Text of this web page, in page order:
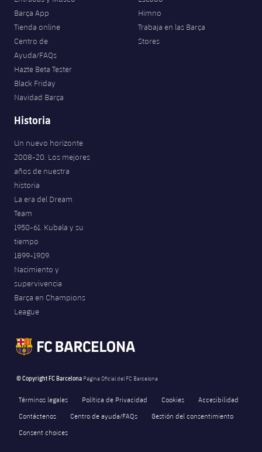
Barça App
Tienda online
Centro de
Ayuda/FAQs
Hazte Beta Tester
Black Friday
Navidad Barça
Himno
Trabaja en las Barça
Stores
Historia
Un nuevo horizonte
2008-20. Los mejores
años de nuestra
historia
La era del Dream
Team
1950-61. Kubala y su
tiempo
1899-1909.
Nacimiento y
supervivencia
Barça en Champions
League
© Copyright FC Barcelona Página Oficial del FC Barcelona
Términos legales Política de Privacidad Cookies
Accesibilidad
Contáctenos
Centro de ayuda/FAQs
Gestión del consentimiento
Consent choices